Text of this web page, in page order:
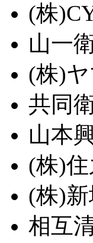
(株
山一
(株)
共同
山本
(株)
(株)
相互